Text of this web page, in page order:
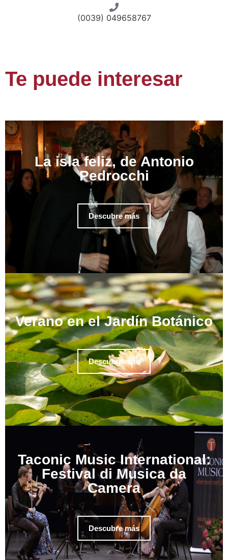
(0039) 049658767
Te puede interesar
La isla feliz, de Antonio
Pedrocchi
Descubre más
Verano en el Jardín Botánico
Descubre más
Taconic Music International:
Festival di Musica da
Camera
Descubre más